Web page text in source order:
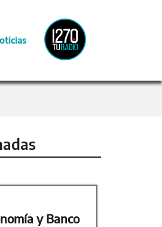
Radio
Provincia
y Banco